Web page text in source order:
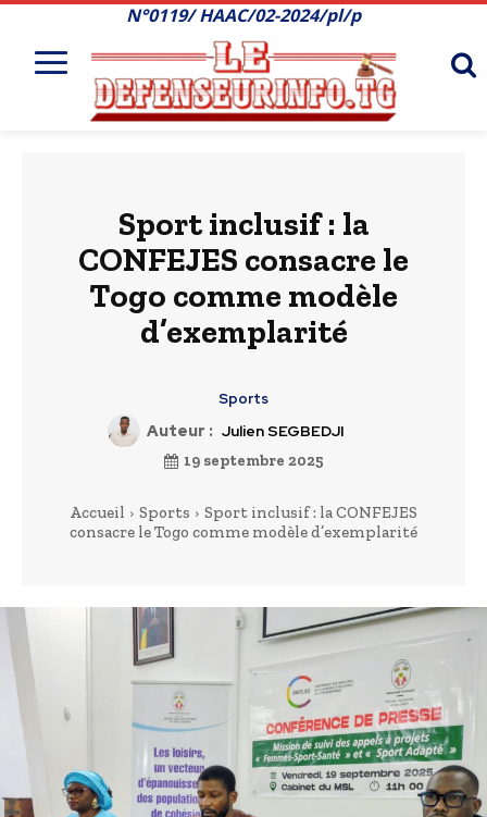
N°0119/ HAAC/02-2024/pl/p
Sport inclusif : la
CONFEJES consacre le
Togo comme modèle
d’exemplarité
Sports
Auteur : Julien SEGBEDJI
19 septembre 2025
Accueil Sports
Sport inclusif : la CONFEJES
consacre le Togo comme modèle d’exemplarité